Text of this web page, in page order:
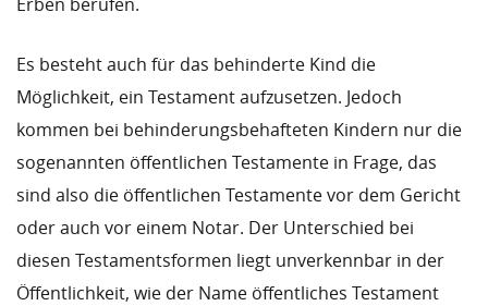
Es besteht auch für das behinderte Kind die
Möglichkeit, ein Testament aufzusetzen. Jedoch
kommen bei behinderungsbehafteten Kindern nur die
sogenannten öffentlichen Testamente in Frage, das
sind also die öffentlichen Testamente vor dem Gericht
oder auch vor einem Notar. Der Unterschied bei
diesen Testamentsformen liegt unverkennbar in der
Öffentlichkeit, wie der Name öffentliches Testament